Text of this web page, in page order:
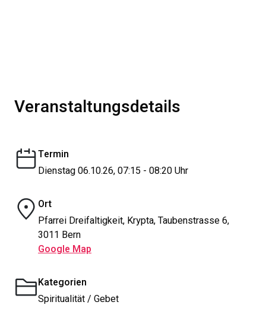
Veranstaltungsdetails
Termin
Dienstag 06.10.26, 07:15 - 08:20 Uhr
Ort
Pfarrei Dreifaltigkeit, Krypta, Taubenstrasse 6,
3011 Bern
Google Map
Kategorien
Spiritualität / Gebet